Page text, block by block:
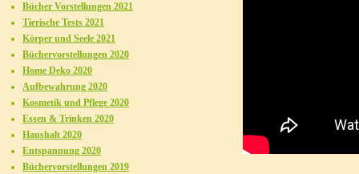
Bücher Vorstellungen 2021
Tierische Tests 2021
Körper und Seele 2021
Büchervorstellungen 2020
Home Deko 2020
Aufbewahrung 2020
Kosmetik und Pflege 2020
Essen & Trinken 2020
Haushalt 2020
Entspannung 2020
Büchervorstellungen 2019